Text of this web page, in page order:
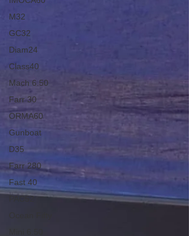
M32
GC32
Diam24
Class40
Mach 6.50
Farr 30
ORMA60
Gunboat
D35
Farr 280
Fast 40
PAC52